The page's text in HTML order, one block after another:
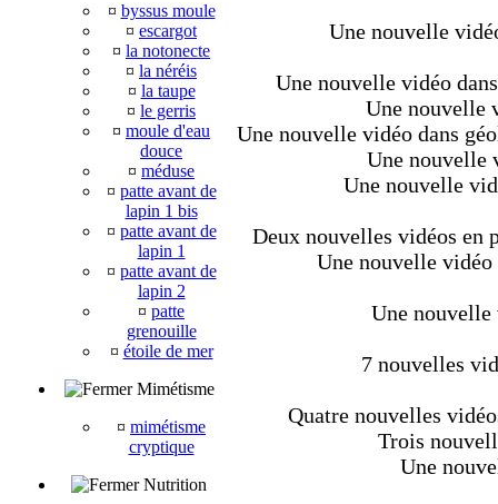
¤ byssus moule
¤ escargot
¤ la notonecte
¤ la néréis
¤ la taupe
¤ le gerris
¤ moule d'eau
douce
¤ méduse
¤ patte avant de
lapin 1 bis
¤ patte avant de
lapin 1
¤ patte avant de
lapin 2
¤ patte
grenouille
¤ étoile de mer
Mimétisme
¤ mimétisme
cryptique
Nutrition
Une nouvelle
Une nouvelle vidéo
Une nouvelle
Une nouvelle vidéo dans
Une nouvelle
Une nouvelle
Deux nouvelles vidéos en
Une nouvelle
Une nouvelle
7 nouvelles
Quatre nouvelles
Trois
Une